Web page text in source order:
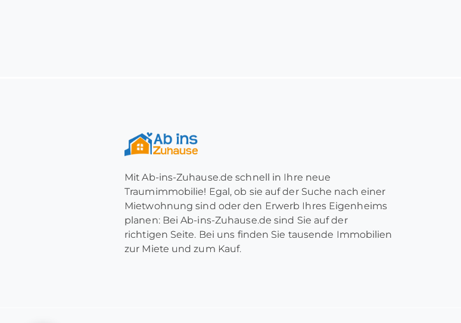
Mit Ab-ins-Zuhause.de schnell in Ihre neue
Traumimmobilie! Egal, ob sie auf der Suche nach einer
Mietwohnung sind oder den Erwerb Ihres Eigenheims
planen: Bei Ab-ins-Zuhause.de sind Sie auf der
richtigen Seite. Bei uns finden Sie tausende Immobilien
zur Miete und zum Kauf.